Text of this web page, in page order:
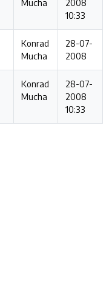
Mucha
2008
10:33
Konrad
Mucha
28-07-
2008
Konrad
Mucha
28-07-
2008
10:33